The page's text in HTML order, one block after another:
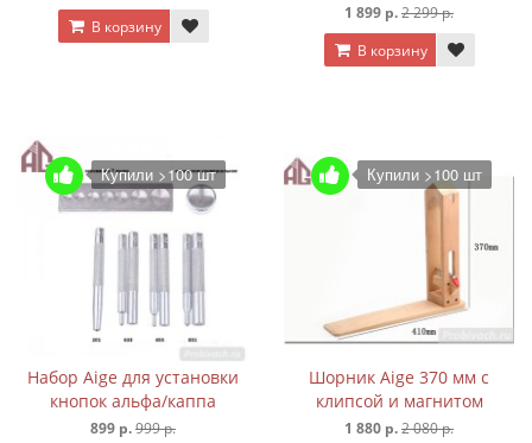
В корзину
1 899 р.2 299 р.
В корзину
Купили >100 шт
Набор Aige для установки
кнопок альфа/каппа
899 р.999 р.
Купили >100 шт
Шорник Aige 370 мм с
клипсой и магнитом
1 880 р.2 080 р.